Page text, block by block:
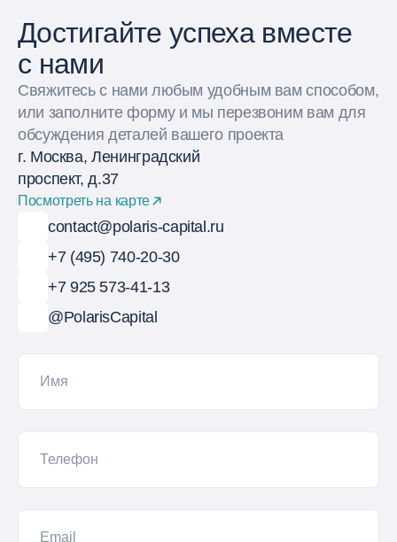
Достигайте успеха вместе
с нами
Свяжитесь с нами любым удобным вам способом,
или заполните форму и мы перезвоним вам для
обсуждения деталей вашего проекта
г. Москва, Ленинградский
проспект, д.37
Посмотреть на карте
contact@polaris-capital.ru
+7 (495) 740-20-30
+7 925 573-41-13
@PolarisCapital